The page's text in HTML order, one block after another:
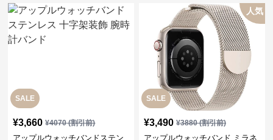
SALE
¥3,660 ¥4070(割引前)
アップルウォッチバンドステン
SALE
人気
¥3,490 ¥3880(割引前)
アップルウォッチバンド ミラネ